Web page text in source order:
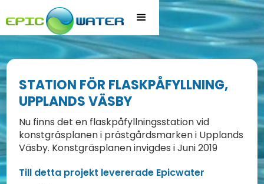
STATION FÖR FLASKPÅFYLLNING,
UPPLANDS VÄSBY
Nu finns det en flaskpåfyllningsstation vid
konstgräsplanen i prästgårdsmarken i Upplands
Väsby. Konstgräsplanen invigdes i Juni 2019
Till detta projekt levererade Epicwater